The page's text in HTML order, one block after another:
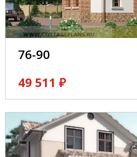
76-90
49 511 ₽